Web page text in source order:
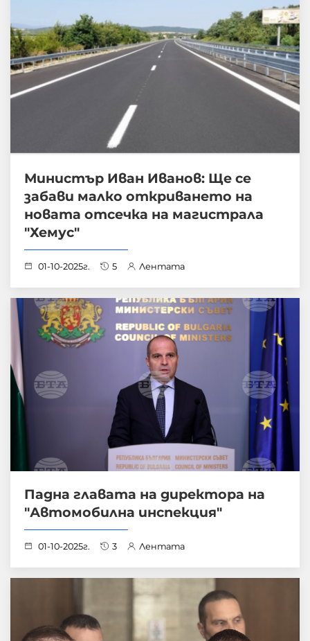
Министър Иван Иванов: Ще се
забави малко откриването на
новата отсечка на магистрала
"Хемус"
01-10-2025г. 5 Лентата
Падна главата на директора на
"Автомобилна инспекция"
01-10-2025г. 3 Лентата